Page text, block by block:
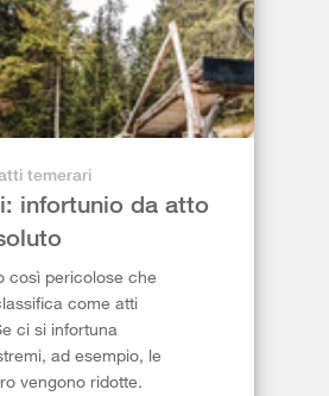
temerari
infortunio da atto
così pericolose che
come atti
ci si infortuna
ad esempio, le
vengono ridotte.